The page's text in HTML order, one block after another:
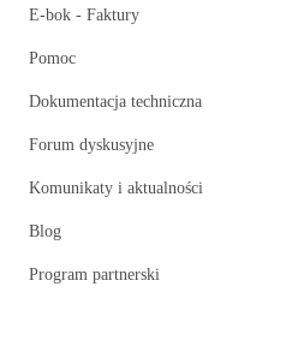
E-bok - Faktury
Pomoc
Dokumentacja techniczna
Forum dyskusyjne
Komunikaty i aktualności
Blog
Program partnerski